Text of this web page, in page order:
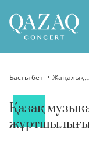
Басты бет Жаңалықтар
Қазақ